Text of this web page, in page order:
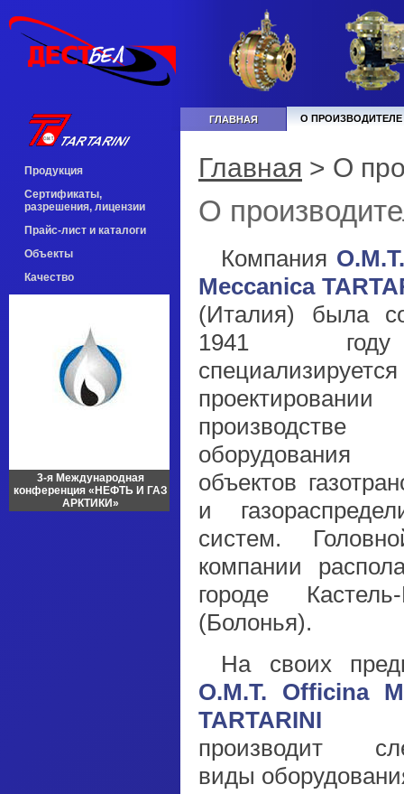
ГЛАВНАЯ О ПРОИЗВОДИТЕЛЕ
Продукция
Сертификаты,
разрешения, лицензии
Прайс-лист и каталоги
Объекты
Качество
3-я Международная
конференция «НЕФТЬ И ГАЗ
АРКТИКИ»
Главная > О
О
Компания
Meccanica
(Италия) была
1941
производстве
объектов
и
систем.
компании
городе
(Болонья).
На своих
О.М.Т. Officina
производит
виды